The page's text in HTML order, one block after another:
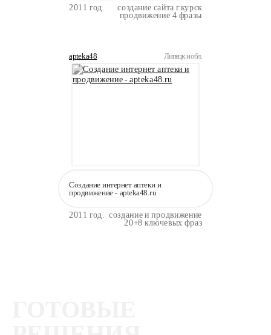
2011 год.
создание сайта г.курск
продвижение 4 фразы
apteka48 Липецк и обл.
Создание интернет аптеки и
продвижение - apteka48.ru
2011 год.
создание и продвижение
20+8 ключевых фраз